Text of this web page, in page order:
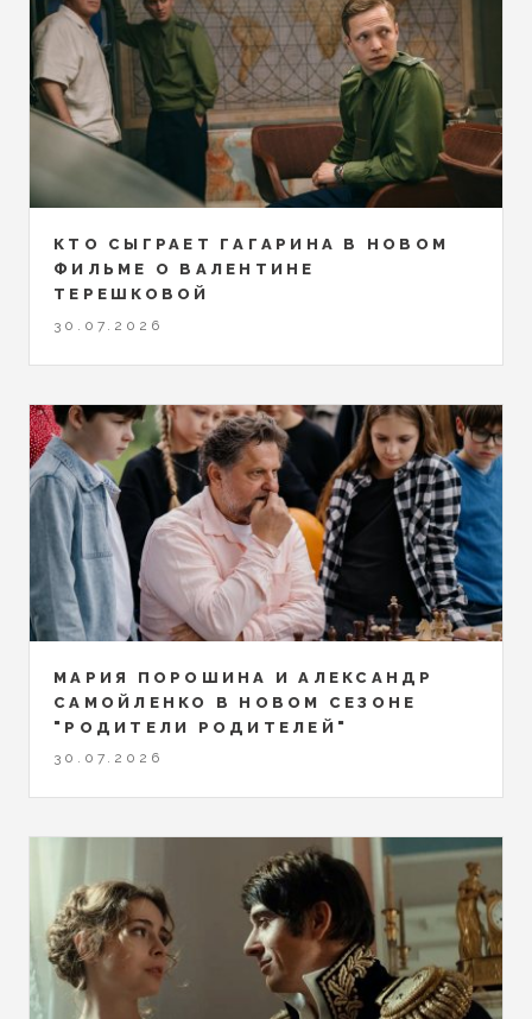
КТО СЫГРАЕТ ГАГАРИНА В НОВОМ
ФИЛЬМЕ О ВАЛЕНТИНЕ
ТЕРЕШКОВОЙ
30.07.2026
МАРИЯ ПОРОШИНА И АЛЕКСАНДР
САМОЙЛЕНКО В НОВОМ СЕЗОНЕ
"РОДИТЕЛИ РОДИТЕЛЕЙ"
30.07.2026